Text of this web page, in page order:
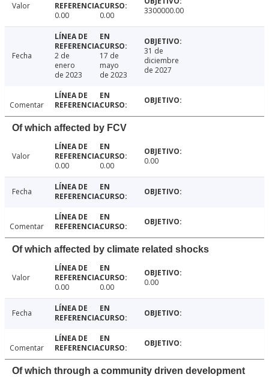
Valor
0.00
0.00 3300000.00
Fecha
2 de
enero
de 2023
17 de
mayo
de 2023
31 de
diciembre
de 2027
Comentar
Of which affected by FCV
Valor
0.00
0.00 0.00
Fecha
Comentar
Of which affected by climate related shocks
Valor
0.00
0.00 0.00
Fecha
Comentar
Of which through a community driven development